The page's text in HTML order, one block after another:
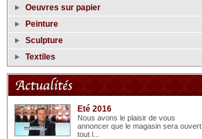
Oeuvres sur papier
Peinture
Sculpture
Textiles
Eté 2016
Nous avons le plaisir de vous
annoncer que le magasin sera ouvert
tout l...